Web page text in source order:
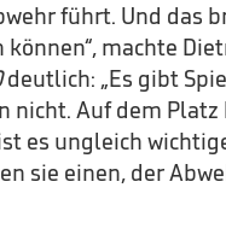
führt. Und das
machte
deutlich: „Es gibt
nicht. Auf dem
es ungleich
sie einen, der